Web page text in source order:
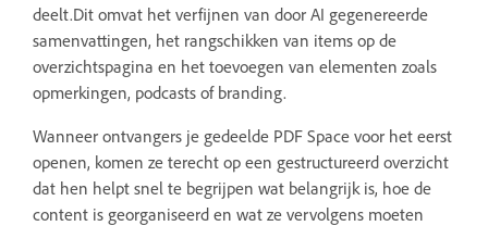
deelt.Dit omvat het verfijnen van door AI gegenereerde
samenvattingen, het rangschikken van items op de
overzichtspagina en het toevoegen van elementen zoals
opmerkingen, podcasts of branding.
Wanneer ontvangers je gedeelde PDF Space voor het eerst
openen, komen ze terecht op een gestructureerd overzicht
dat hen helpt snel te begrijpen wat belangrijk is, hoe de
content is georganiseerd en wat ze vervolgens moeten